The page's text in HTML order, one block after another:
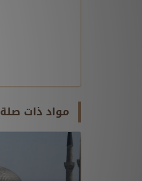
مواد ذات صلة